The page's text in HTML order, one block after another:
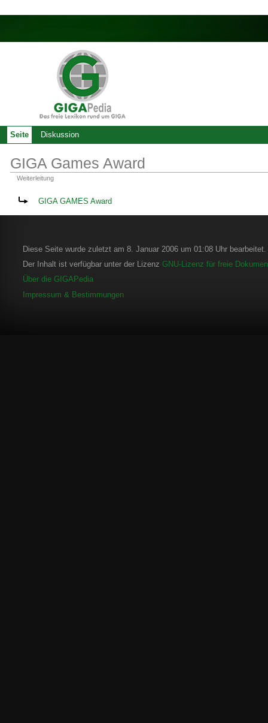
GIGA Games Award
Weiterleitung
Weiterleitung nach:
GIGA GAMES Award
Seite Diskussion
Diese Seite wurde zuletzt am 8. Januar 2006 um 01:08 Uhr bearbeitet.
Der Inhalt ist verfügbar unter der Lizenz GNU-Lizenz für freie
Über die GIGAPedia
Impressum & Bestimmungen